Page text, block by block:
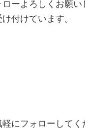
ローよろしくお願
付けています。
軽にフォローして